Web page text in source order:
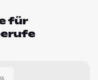
für